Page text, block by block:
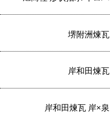
堺附洲煉瓦
岸和田煉瓦
岸和田煉瓦 岸×泉